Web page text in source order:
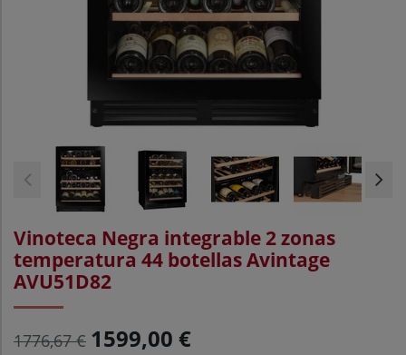
Vinoteca Negra integrable 2 zonas
temperatura 44 botellas Avintage
AVU51D82
1776,67 € 1599,00 €